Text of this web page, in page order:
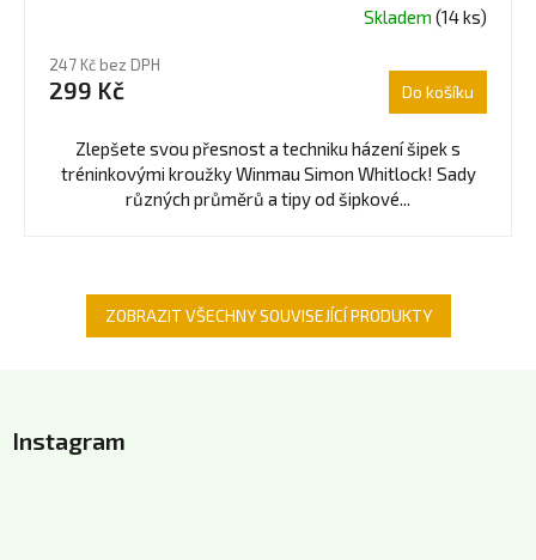
Skladem (14 ks)
247 Kč bez DPH
299 Kč Do košíku
Zlepšete svou přesnost a techniku házení šipek s
tréninkovými kroužky Winmau Simon Whitlock! Sady
různých průměrů a tipy od šipkové...
ZOBRAZIT VŠECHNY SOUVISEJÍCÍ PRODUKTY
pInstagram